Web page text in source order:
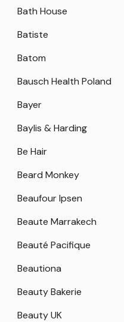
Bath House
Batiste
Batom
Bausch Health Poland
Bayer
Baylis & Harding
Be Hair
Beard Monkey
Beaufour Ipsen
Beaute Marrakech
Beauté Pacifique
Beautiona
Beauty Bakerie
Beauty UK